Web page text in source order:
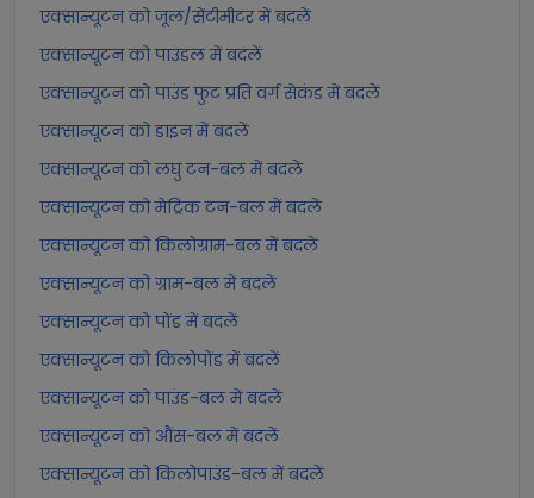
एक्सान्यूटन को जूल/सेंटीमीटर में बदलें
एक्सान्यूटन को पाउंडल में बदलें
एक्सान्यूटन को पाउंड फुट प्रति वर्ग सेकंड में बदलें
एक्सान्यूटन को डाइन में बदलें
एक्सान्यूटन को लघु टन-बल में बदलें
एक्सान्यूटन को मेट्रिक टन-बल में बदलें
एक्सान्यूटन को किलोग्राम-बल में बदलें
एक्सान्यूटन को ग्राम-बल में बदलें
एक्सान्यूटन को पोंड में बदलें
एक्सान्यूटन को किलोपोंड में बदलें
एक्सान्यूटन को पाउंड-बल में बदलें
एक्सान्यूटन को औंस-बल में बदलें
एक्सान्यूटन को किलोपाउंड-बल में बदलें